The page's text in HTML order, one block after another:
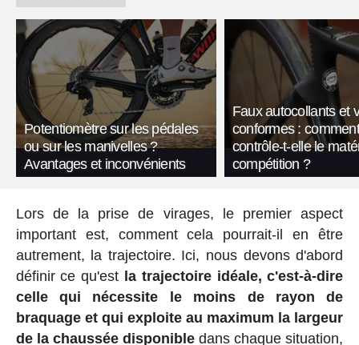
Potentiomètre sur les pédales
ou sur les manivelles ?
Avantages et inconvénients
Faux autocollants et
conformes :
contrôle-t-elle le
compétition ?
Lors de la prise de virages, le premier aspect
important est, comment cela pourrait-il en être
autrement, la trajectoire. Ici, nous devons d'abord
définir ce qu'est la trajectoire idéale, c'est-à-dire
celle qui nécessite le moins de rayon de
braquage et qui exploite au maximum la largeur
de la chaussée disponibledans chaque situation,